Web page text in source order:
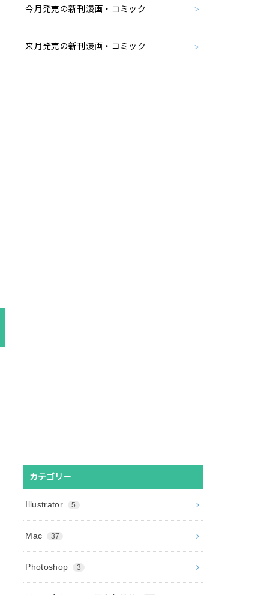
今月発売の新刊漫画・コミック
来月発売の新刊漫画・コミック
カテゴリー
Illustrator 5
Mac 37
Photoshop 3